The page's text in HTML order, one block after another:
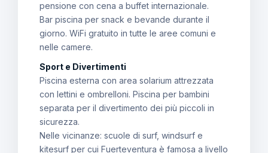
pensione con cena a buffet internazionale.
Bar piscina per snack e bevande durante il
giorno. WiFi gratuito in tutte le aree comuni e
nelle camere.
Sport e Divertimenti
Piscina esterna con area solarium attrezzata
con lettini e ombrelloni. Piscina per bambini
separata per il divertimento dei più piccoli in
sicurezza.
Nelle vicinanze: scuole di surf, windsurf e
kitesurf per cui Fuerteventura è famosa a livello